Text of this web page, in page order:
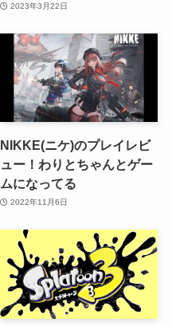
2023年3月22日
NIKKE(ニケ)のプレイレビ
ュー！わりとちゃんとゲー
ムになってる
2022年11月6日